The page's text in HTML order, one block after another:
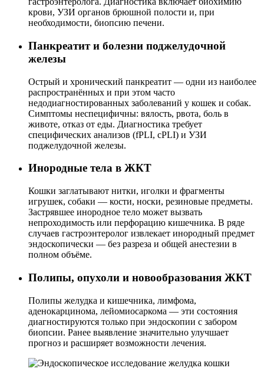
крови, УЗИ органов брюшной полости и, при
необходимости, биопсию печени.
Панкреатит и болезни поджелудочной
железы
Острый и хронический панкреатит — одни из наиболее
распространённых и при этом часто
недодиагностированных заболеваний у кошек и собак.
Симптомы неспецифичны: вялость, рвота, боль в
животе, отказ от еды. Диагностика требует
специфических анализов (fPLI, cPLI) и УЗИ
поджелудочной железы.
Инородные тела в ЖКТ
Кошки заглатывают нитки, иголки и фрагменты
игрушек, собаки — кости, носки, резиновые предметы.
Застрявшее инородное тело может вызвать
непроходимость или перфорацию кишечника. В ряде
случаев гастроэнтеролог извлекает инородный предмет
эндоскопически — без разреза и общей анестезии в
полном объёме.
Полипы, опухоли и новообразования ЖКТ
Полипы желудка и кишечника, лимфома,
аденокарцинома, лейомиосаркома — эти состояния
диагностируются только при эндоскопии с забором
биопсии. Ранее выявление значительно улучшает
прогноз и расширяет возможности лечения.